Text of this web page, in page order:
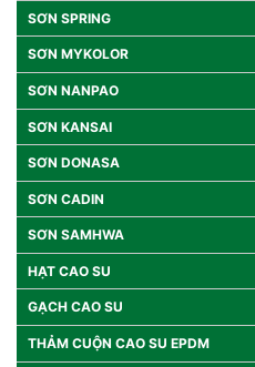
SƠN SPRING
SƠN MYKOLOR
SƠN NANPAO
SƠN KANSAI
SƠN DONASA
SƠN CADIN
SƠN SAMHWA
HẠT CAO SU
GẠCH CAO SU
THẢM CUỘN CAO SU EPDM